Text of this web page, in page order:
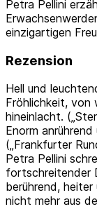
Petra Pellini
einzigartigen
Rezension
Hell und
Fröhlichkeit, von
hineinlacht.
Enorm
(„Frankfurter
Petra Pellini
fortschreitender
berührend,
nicht mehr aus